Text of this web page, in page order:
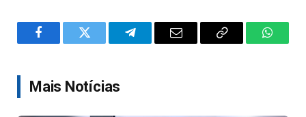
FacebookTwitter TelegramEmail
Copy
Mais Notícias